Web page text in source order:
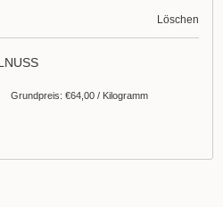
Löschen
Grundpreis: €64,00 / Kilogramm